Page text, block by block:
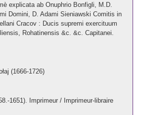
explicata ab Onuphrio Bonfigli, M.D.
Domini, D. Adami Sieniawski Comitis in
Cracov : Ducis supremi exercituum
Rohatinensis &c. &c. Capitanei.
(1666-1726)
1651). Imprimeur / Imprimeur-libraire